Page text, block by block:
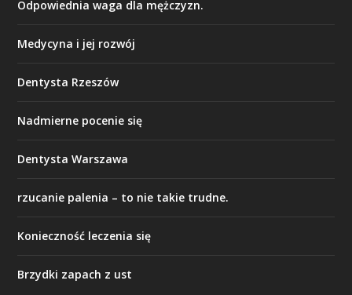
Odpowiednia waga dla mężczyzn.
Medycyna i jej rozwój
Dentysta Rzeszów
Nadmierne pocenie się
Dentysta Warszawa
rzucanie palenia – to nie takie trudne.
Konieczność leczenia się
Brzydki zapach z ust